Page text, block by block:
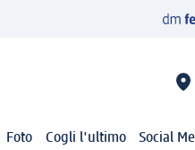
Foto Cogli l'ultimo Social